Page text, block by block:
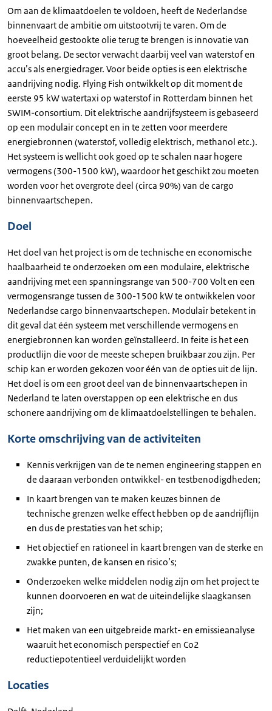
Om aan de klimaatdoelen te voldoen, heeft de Nederlandse
binnenvaart de ambitie om uitstootvrij te varen. Om de
hoeveelheid gestookte olie terug te brengen is innovatie van
groot belang. De sector verwacht daarbij veel van waterstof en
accu’s als energiedrager. Voor beide opties is een elektrische
aandrijving nodig. Flying Fish ontwikkelt op dit moment de
eerste 95 kW watertaxi op waterstof in Rotterdam binnen het
SWIM-consortium. Dit elektrische aandrijfsysteem is gebaseerd
op een modulair concept en in te zetten voor meerdere
energiebronnen (waterstof, volledig elektrisch, methanol etc.).
Het systeem is wellicht ook goed op te schalen naar hogere
vermogens (300-1500 kW), waardoor het geschikt zou moeten
worden voor het overgrote deel (circa 90%) van de cargo
binnenvaartschepen.
Doel
Het doel van het project is om de technische en economische
haalbaarheid te onderzoeken om een modulaire, elektrische
aandrijving met een spanningsrange van 500-700 Volt en een
vermogensrange tussen de 300-1500 kW te ontwikkelen voor
Nederlandse cargo binnenvaartschepen. Modulair betekent in
dit geval dat één systeem met verschillende vermogens en
energiebronnen kan worden geïnstalleerd. In feite is het een
productlijn die voor de meeste schepen bruikbaar zou zijn. Per
schip kan er worden gekozen voor één van de opties uit de lijn.
Het doel is om een groot deel van de binnenvaartschepen in
Nederland te laten overstappen op een elektrische en dus
schonere aandrijving om de klimaatdoelstellingen te behalen.
Korte omschrijving van de activiteiten
Kennis verkrijgen van de te nemen engineering stappen en
de daaraan verbonden ontwikkel- en testbenodigdheden;
In kaart brengen van te maken keuzes binnen de
technische grenzen welke effect hebben op de aandrijflijn
en dus de prestaties van het schip;
Het objectief en rationeel in kaart brengen van de sterke en
zwakke punten, de kansen en risico’s;
Onderzoeken welke middelen nodig zijn om het project te
kunnen doorvoeren en wat de uiteindelijke slaagkansen
zijn;
Het maken van een uitgebreide markt- en emissieanalyse
waaruit het economisch perspectief en Co2
reductiepotentieel verduidelijkt worden
Locaties